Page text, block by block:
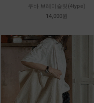
쿠바 브레이슬릿(4type)
14,000원